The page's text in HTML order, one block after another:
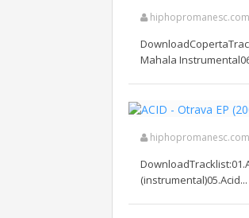
hiphopromanesc.com
Mahala
hiphopromanesc.com
(instrumental)05.Acid...